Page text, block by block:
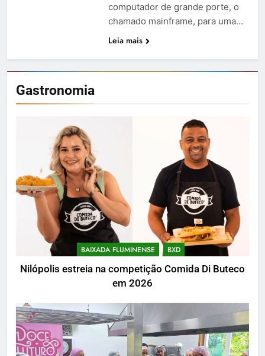
Gastronomia
BAIXADA FLUMINENSE BXD
Nilópolis estreia na competição Comida Di Buteco
em 2026
computador de grande porte, o
chamado mainframe, para uma…
Leia mais